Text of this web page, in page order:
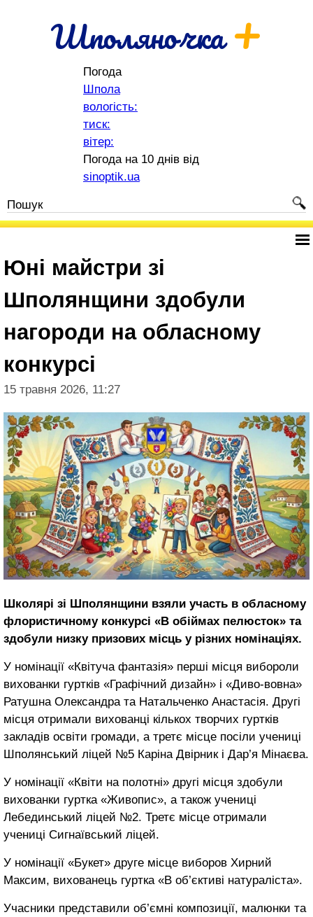
Шполяночка+
Погода
Шпола
вологість:
тиск:
вітер:
Погода на 10 днів від
sinoptik.ua
Юні майстри зі
Шполянщини здобули
нагороди на обласному
конкурсі
15 травня 2026, 11:27
Школярі зі Шполянщини взяли участь в обласному
флористичному конкурсі «В обіймах пелюсток» та
здобули низку призових місць у різних номінаціях.
У номінації «Квітуча фантазія» перші місця вибороли
вихованки гуртків «Графічний дизайн» і «Диво-вовна»
Ратушна Олександра та Натальченко Анастасія. Другі
місця отримали вихованці кількох творчих гуртків
закладів освіти громади, а третє місце посіли учениці
Шполянський ліцей №5 Каріна Двірник і Дар’я Мінаєва.
У номінації «Квіти на полотні» другі місця здобули
вихованки гуртка «Живопис», а також учениці
Лебединський ліцей №2. Третє місце отримали
учениці Сигнаївський ліцей.
У номінації «Букет» друге місце виборов Хирний
Максим, вихованець гуртка «В об’єктиві натураліста».
Учасники представили об’ємні композиції, малюнки та